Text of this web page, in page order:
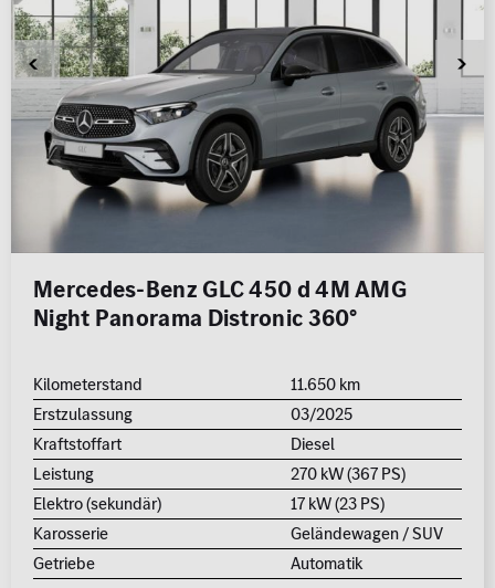
Mercedes-Benz GLC 450 d 4M AMG
Night Panorama Distronic 360°
Kilometerstand
11.650 km
Erstzulassung
03/2025
Kraftstoffart
Diesel
Leistung
270 kW (367 PS)
Elektro (sekundär)
17 kW (23 PS)
Karosserie
Geländewagen / SUV
Getriebe
Automatik